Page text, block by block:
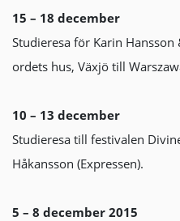
15 – 18 december
Studieresa för Karin
ordets hus, Växjö till
10 – 13 december
Studieresa till festivalen
Håkansson (Expressen).
5 – 8 december 2015